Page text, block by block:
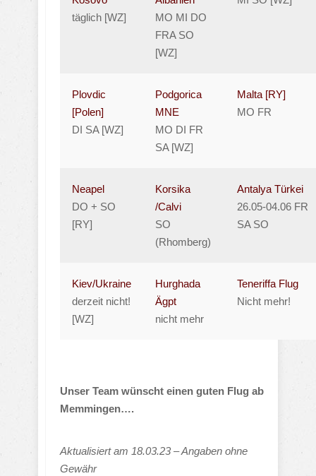
täglich [WZ]
MO MI DO
FRA SO
[WZ]
Plovdic
[Polen]
DI SA [WZ]
Podgorica
MNE
MO DI FR
SA [WZ]
Malta [RY]
MO FR
Neapel
DO + SO
[RY]
Korsika
/Calvi
SO
(Rhomberg)
Antalya Türkei
26.05-04.06 FR
SA SO
Kiev/Ukraine
derzeit nicht!
[WZ]
Hurghada
Ägpt
nicht mehr
Teneriffa Flug
Nicht mehr!
Unser Team wünscht einen guten Flug ab
Memmingen….
Aktualisiert am 18.03.23 – Angaben ohne
Gewähr